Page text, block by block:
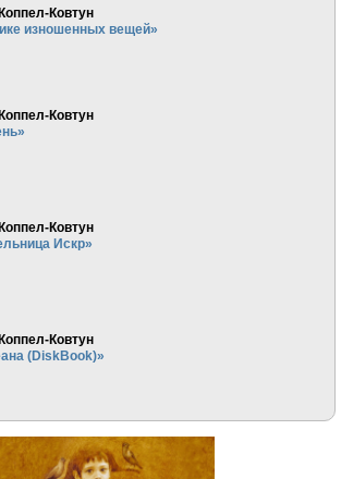
Ковтун
изношенных вещей»
Ковтун
Ковтун
Искр»
Ковтун
(DiskBook)»